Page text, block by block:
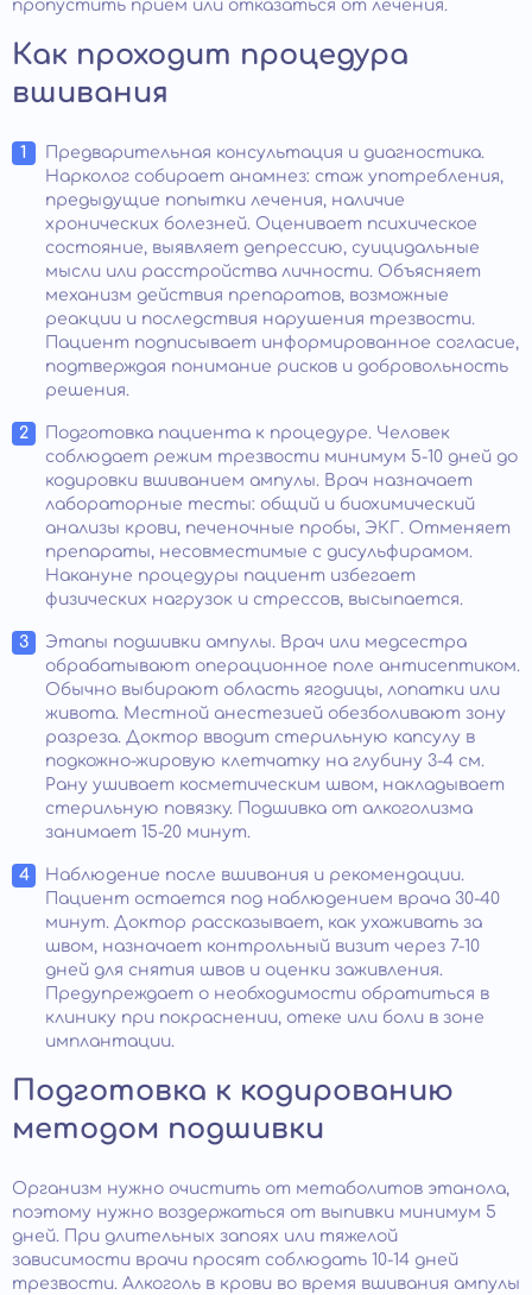
пропустить прием или отказаться от лечения.
Как проходит процедура
вшивания
Предварительная консультация и диагностика.
Нарколог собирает анамнез: стаж употребления,
предыдущие попытки лечения, наличие
хронических болезней. Оценивает психическое
состояние, выявляет депрессию, суицидальные
мысли или расстройства личности. Объясняет
механизм действия препаратов, возможные
реакции и последствия нарушения трезвости.
Пациент подписывает информированное согласие,
подтверждая понимание рисков и добровольность
решения.
Подготовка пациента к процедуре. Человек
соблюдает режим трезвости минимум 5-10 дней до
кодировки вшиванием ампулы. Врач назначает
лабораторные тесты: общий и биохимический
анализы крови, печеночные пробы, ЭКГ. Отменяет
препараты, несовместимые с дисульфирамом.
Накануне процедуры пациент избегает
физических нагрузок и стрессов, высыпается.
Этапы подшивки ампулы. Врач или медсестра
обрабатывают операционное поле антисептиком.
Обычно выбирают область ягодицы, лопатки или
живота. Местной анестезией обезболивают зону
разреза. Доктор вводит стерильную капсулу в
подкожно-жировую клетчатку на глубину 3-4 см.
Рану ушивает косметическим швом, накладывает
стерильную повязку. Подшивка от алкоголизма
занимает 15-20 минут.
Наблюдение после вшивания и рекомендации.
Пациент остается под наблюдением врача 30-40
минут. Доктор рассказывает, как ухаживать за
швом, назначает контрольный визит через 7-10
дней для снятия швов и оценки заживления.
Предупреждает о необходимости обратиться в
клинику при покраснении, отеке или боли в зоне
имплантации.
Подготовка к кодированию
методом подшивки
Организм нужно очистить от метаболитов этанола,
поэтому нужно воздержаться от выпивки минимум 5
дней. При длительных запоях или тяжелой
зависимости врачи просят соблюдать 10-14 дней
трезвости. Алкоголь в крови во время вшивания ампулы